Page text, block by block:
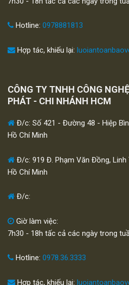
Hotline: 0978881813
Hợp tác, khiếu lại:
CÔNG TY TNHH CÔNG
PHÁT - CHI NHÁNH HCM
Đ/c: Số 421 - Đường 48 - Hiệp
Hồ Chí Minh
Đ/c: 919 Đ. Phạm Văn Đồng, Linh
Hồ Chí Minh
Đ/c:
Giờ làm việc:
7h30 - 18h tấc cả các ngày trong
Hotline: 0978.36.3333
Hợp tác, khiếu lại: